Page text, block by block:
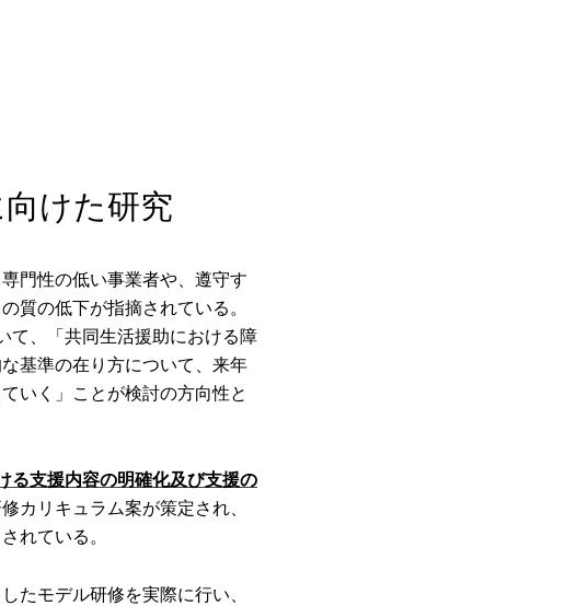
けた研究
門性の低い事業者や、遵守す
質の低下が指摘されている。
て、「共同生活援助における障
基準の在り方について、来年
いく」ことが検討の方向性と
る支援内容の明確化及び支援の
カリキュラム案が策定され、
れている。
たモデル研修を実際に行い、